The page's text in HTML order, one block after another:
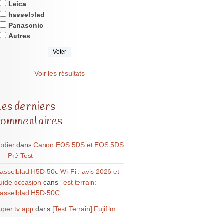
Leica
hasselblad
Panasonic
Autres
Voir les résultats
derniers
dans Canon EOS 5DS et EOS 5DS
– Pré Test
H5D-50c Wi-Fi : avis 2026 et
occasion dans Test terrain:
H5D-50C
tv appdans [Test Terrain] Fujifilm